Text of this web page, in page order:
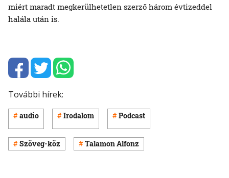
miért maradt megkerülhetetlen szerző három évtizeddel
halála után is.
További hírek:
audio Irodalom Podcast
Szöveg-köz Talamon Alfonz